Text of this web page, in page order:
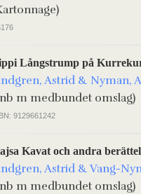
Långstrump på
Astrid & Nyman,
m medbundet omslag)
9129661242
Kavat och andra
Astrid & Vang-
m medbundet omslag)